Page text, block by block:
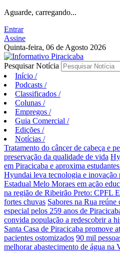
Aguarde, carregando...
Entrar
Assine
Quinta-feira, 06 de Agosto 2026
Pesquisar Notícia
Início /
Podcasts /
Classificados /
Colunas /
Empregos /
Guia Comercial /
Edições /
Notícias /
Tratamento do câncer de cabeça e
preservação da qualidade de vida
em Piracicaba e aproxima
Hyundai leva tecnologia e inovação
Estadual Melo Moraes em ação
na região de Ribeirão Preto: CPFL
fortes chuvas Sabores na Rua reúne
especial pelos 259 anos de
convida população a redescobrir a
Santa Casa de Piracicaba promove
pacientes ostomizados 90 mil
melhorar abastecimento de água na